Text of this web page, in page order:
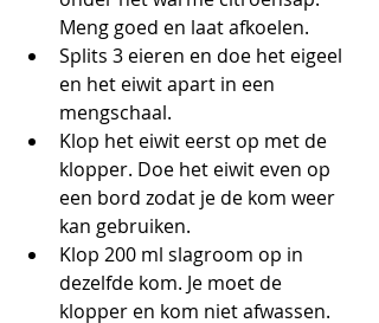
Meng goed en laat afkoelen.
Splits 3 eieren en doe het eigeel
en het eiwit apart in een
mengschaal.
Klop het eiwit eerst op met de
klopper. Doe het eiwit even op
een bord zodat je de kom weer
kan gebruiken.
Klop 200 ml slagroom op in
dezelfde kom. Je moet de
klopper en kom niet afwassen.